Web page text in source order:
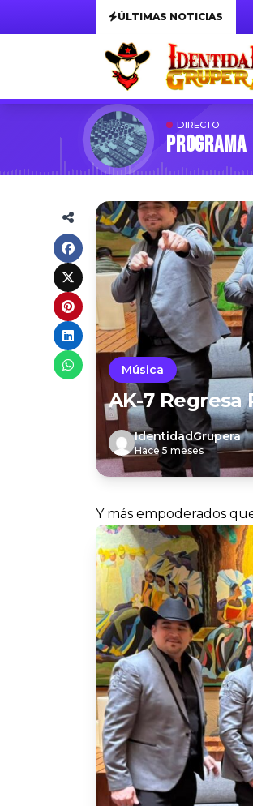
ÚLTIMAS NOTICIAS
DIRECTO
Programa
Música
AK-7 Regresa
IdentidadGrupera
Hace 5 meses
Y más empoderados